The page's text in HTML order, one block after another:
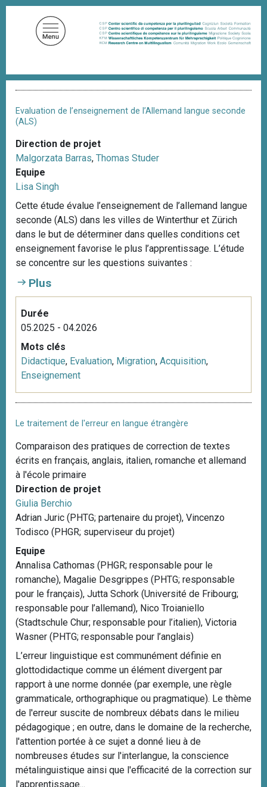
l
d
r
i
a
e
Evaluation de l’enseignement de l’Allemand langue seconde
(ALS)
Direction de projet
Malgorzata Barras, Thomas Studer
Equipe
Lisa Singh
Cette étude évalue l’enseignement de l’allemand langue
seconde (ALS) dans les villes de Winterthur et Zürich
dans le but de déterminer dans quelles conditions cet
enseignement favorise le plus l’apprentissage. L’étude
se concentre sur les questions suivantes :
Plus
Durée
05.2025 - 04.2026
Mots clés
Didactique, Evaluation, Migration, Acquisition,
Enseignement
Le traitement de l'erreur en langue étrangère
Comparaison des pratiques de correction de textes
écrits en français, anglais, italien, romanche et allemand
à l'école primaire
Direction de projet
Giulia Berchio
Adrian Juric (PHTG; partenaire du projet), Vincenzo
Todisco (PHGR; superviseur du projet)
Equipe
Annalisa Cathomas (PHGR; responsable pour le
romanche), Magalie Desgrippes (PHTG; responsable
pour le français), Jutta Schork (Université de Fribourg;
responsable pour l’allemand), Nico Troianiello
(Stadtschule Chur; responsable pour l’italien), Victoria
Wasner (PHTG; responsable pour l’anglais)
L’erreur linguistique est communément définie en
glottodidactique comme un élément divergent par
rapport à une norme donnée (par exemple, une règle
grammaticale, orthographique ou pragmatique). Le thème
de l'erreur suscite de nombreux débats dans le milieu
pédagogique ; en outre, dans le domaine de la recherche,
l'attention portée à ce sujet a donné lieu à de
nombreuses études sur l'interlangue, la conscience
métalinguistique ainsi que l'efficacité de la correction sur
l'apprentissage...